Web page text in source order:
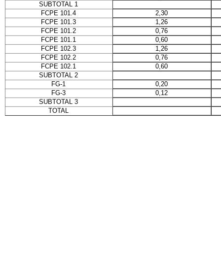
SUBTOTAL 1
FCPE 101.4
2,30
FCPE 101.3
1,26
FCPE 101.2
0,76
FCPE 101.1
0,60
FCPE 102.3
1,26
FCPE 102.2
0,76
FCPE 102.1
0,60
SUBTOTAL 2
FG-1
0,20
FG-3
0,12
SUBTOTAL 3
TOTAL